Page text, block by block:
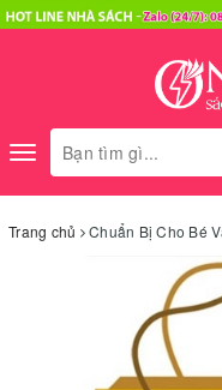
Toggle
navigation
Trang chủ Chuẩn Bị Cho Bé